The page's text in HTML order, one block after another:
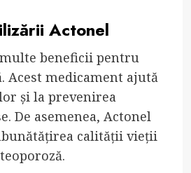
Actonel
beneficii pentru
Acest medicament ajută
și la prevenirea
De asemenea, Actonel
calității vieții